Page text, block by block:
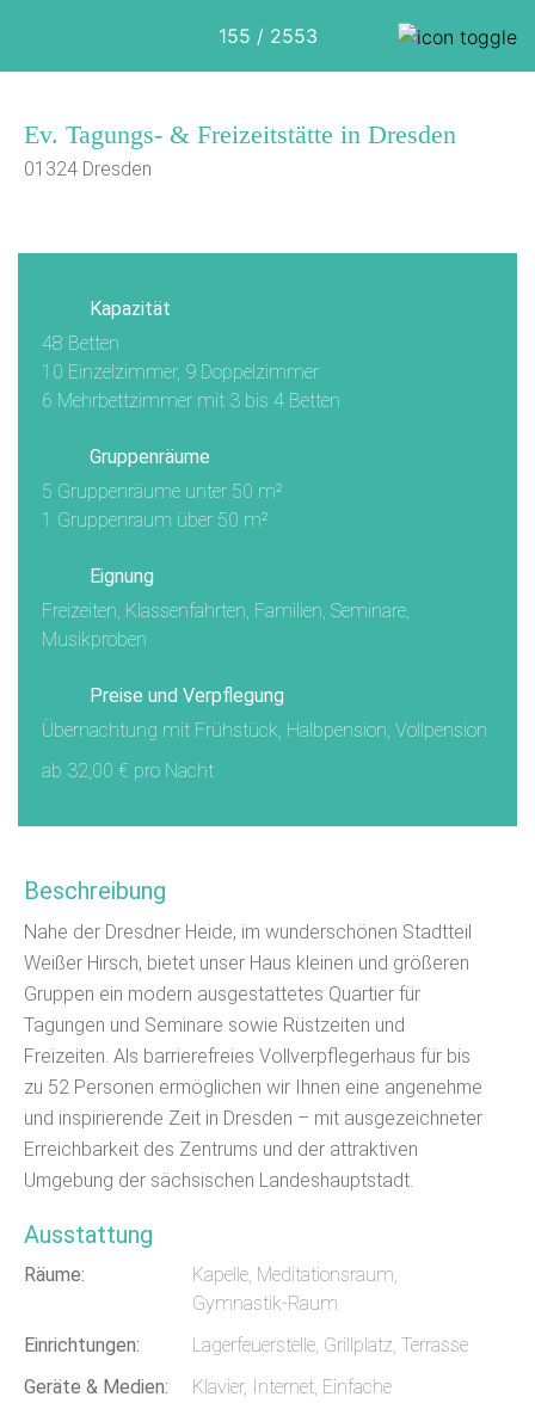
155 / 2553
Ev. Tagungs- & Freizeitstätte in Dresden
01324 Dresden
1/7
Kapazität
48 Betten
10 Einzelzimmer, 9 Doppelzimmer
6 Mehrbettzimmer mit 3 bis 4 Betten
Gruppenräume
5 Gruppenräume unter 50 m²
1 Gruppenraum über 50 m²
Eignung
Freizeiten, Klassenfahrten, Familien, Seminare,
Musikproben
Preise und Verpflegung
Übernachtung mit Frühstück, Halbpension, Vollpension
ab 32,00 € pro Nacht
Beschreibung
Nahe der Dresdner Heide, im wunderschönen Stadtteil
Weißer Hirsch, bietet unser Haus kleinen und größeren
Gruppen ein modern ausgestattetes Quartier für
Tagungen und Seminare sowie Rüstzeiten und
Freizeiten. Als barrierefreies Vollverpflegerhaus für bis
zu 52 Personen ermöglichen wir Ihnen eine angenehme
und inspirierende Zeit in Dresden – mit ausgezeichneter
Erreichbarkeit des Zentrums und der attraktiven
Umgebung der sächsischen Landeshauptstadt.
Ausstattung
Räume:
Kapelle, Meditationsraum,
Gymnastik-Raum
Einrichtungen:
Lagerfeuerstelle, Grillplatz, Terrasse
Geräte & Medien:
Klavier, Internet, Einfache